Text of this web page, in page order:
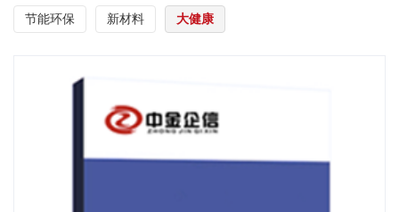
节能环保 新材料 大健康